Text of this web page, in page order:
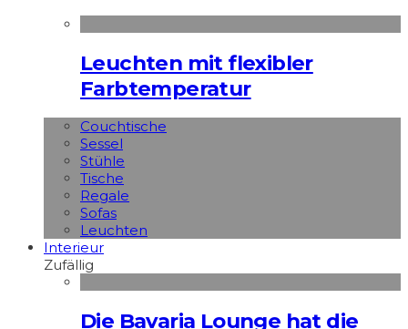
Leuchten mit flexibler
Farbtemperatur
Couchtische
Sessel
Stühle
Tische
Regale
Sofas
Leuchten
Interieur
Zufällig
Die Bavaria Lounge hat die